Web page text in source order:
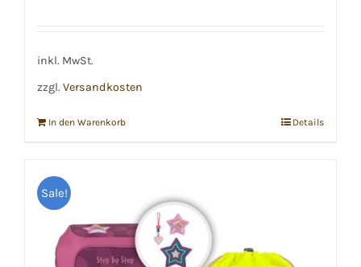
€12,99
inkl. MwSt.
zzgl. Versandkosten
In den Warenkorb Details
Sale!